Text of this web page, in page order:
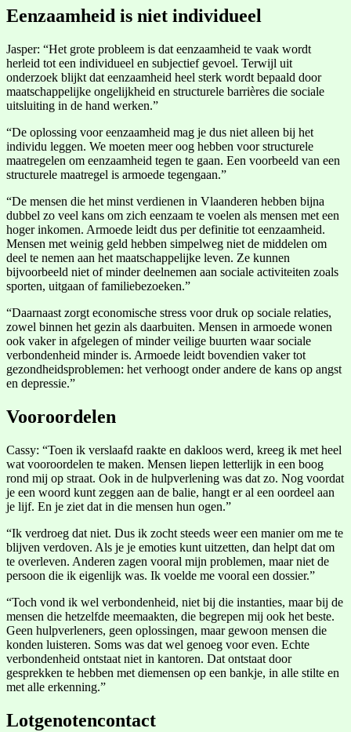
Eenzaamheid is niet individueel
Jasper: “Het grote probleem is dat eenzaamheid te vaak wordt
herleid tot een individueel en subjectief gevoel. Terwijl uit
onderzoek blijkt dat eenzaamheid heel sterk wordt bepaald door
maatschappelijke ongelijkheid en structurele barrières die sociale
uitsluiting in de hand werken.”
“De oplossing voor eenzaamheid mag je dus niet alleen bij het
individu leggen. We moeten meer oog hebben voor structurele
maatregelen om eenzaamheid tegen te gaan. Een voorbeeld van een
structurele maatregel is armoede tegengaan.”
“De mensen die het minst verdienen in Vlaanderen hebben bijna
dubbel zo veel kans om zich eenzaam te voelen als mensen met een
hoger inkomen. Armoede leidt dus per definitie tot eenzaamheid.
Mensen met weinig geld hebben simpelweg niet de middelen om
deel te nemen aan het maatschappelijke leven. Ze kunnen
bijvoorbeeld niet of minder deelnemen aan sociale activiteiten zoals
sporten, uitgaan of familiebezoeken.”
“Daarnaast zorgt economische stress voor druk op sociale relaties,
zowel binnen het gezin als daarbuiten. Mensen in armoede wonen
ook vaker in afgelegen of minder veilige buurten waar sociale
verbondenheid minder is. Armoede leidt bovendien vaker tot
gezondheidsproblemen: het verhoogt onder andere de kans op angst
en depressie.”
Vooroordelen
Cassy: “Toen ik verslaafd raakte en dakloos werd, kreeg ik met heel
wat vooroordelen te maken. Mensen liepen letterlijk in een boog
rond mij op straat. Ook in de hulpverlening was dat zo. Nog voordat
je een woord kunt zeggen aan de balie, hangt er al een oordeel aan
je lijf. En je ziet dat in die mensen hun ogen.”
“Ik verdroeg dat niet. Dus ik zocht steeds weer een manier om me te
blijven verdoven. Als je je emoties kunt uitzetten, dan helpt dat om
te overleven. Anderen zagen vooral mijn problemen, maar niet de
persoon die ik eigenlijk was. Ik voelde me vooral een dossier.”
“Toch vond ik wel verbondenheid, niet bij die instanties, maar bij de
mensen die hetzelfde meemaakten, die begrepen mij ook het beste.
Geen hulpverleners, geen oplossingen, maar gewoon mensen die
konden luisteren. Soms was dat wel genoeg voor even. Echte
verbondenheid ontstaat niet in kantoren. Dat ontstaat door
gesprekken te hebben met diemensen op een bankje, in alle stilte en
met alle erkenning.”
Lotgenotencontact